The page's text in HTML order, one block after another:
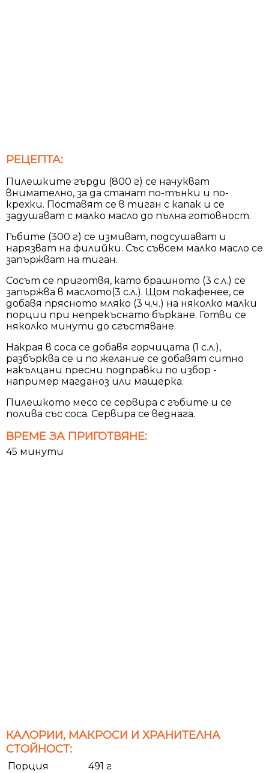
РЕЦЕПТА:
Пилешките гърди (800 г) се начукват
внимателно, за да станат по-тънки и по-
крехки. Поставят се в тиган с капак и се
задушават с малко масло до пълна готовност.
Гъбите (300 г) се измиват, подсушават и
нарязват на филийки. Със съвсем малко масло се
запържват на тиган.
Сосът се приготвя, като брашното (3 с.л.) се
запържва в маслото(3 с.л.). Щом покафенее, се
добавя прясното мляко (3 ч.ч.) на няколко малки
порции при непрекъснато бъркане. Готви се
няколко минути до сгъстяване.
Накрая в соса се добавя горчицата (1 с.л.),
разбърква се и по желание се добавят ситно
накълцани пресни подправки по избор -
например магданоз или мащерка.
Пилешкото месо се сервира с гъбите и се
полива със соса. Сервира се веднага.
ВРЕМЕ ЗА ПРИГОТВЯНЕ:
45 минути
КАЛОРИИ, МАКРОСИ И ХРАНИТЕЛНА
СТОЙНОСТ:
Порция
491 г